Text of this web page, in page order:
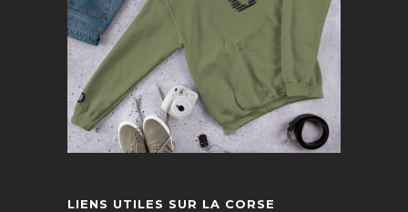
LIENS UTILES SUR LA CORSE